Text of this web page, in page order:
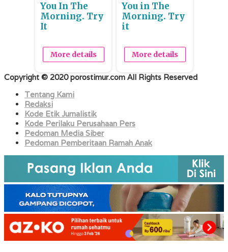
You In The
Morning. Try
It
More details
You in The
Morning. Try
it
More details
Copyright © 2020 porostimur.com All Rights Reserved
Tentang Kami
Redaksi
Kode Etik Jurnalistik
Kode Perilaku Perusahaan Pers
Pedoman Media Siber
Pedoman Pemberitaan Ramah Anak